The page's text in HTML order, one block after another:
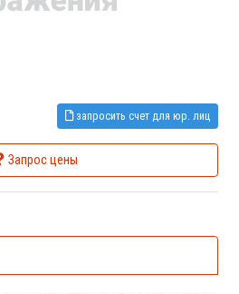
запросить счет для юр. лиц
Запрос цены